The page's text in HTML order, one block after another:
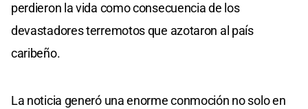
perdieron la vida como consecuencia de los
devastadores terremotos que azotaron al país
caribeño.
La noticia generó una enorme conmoción no solo en